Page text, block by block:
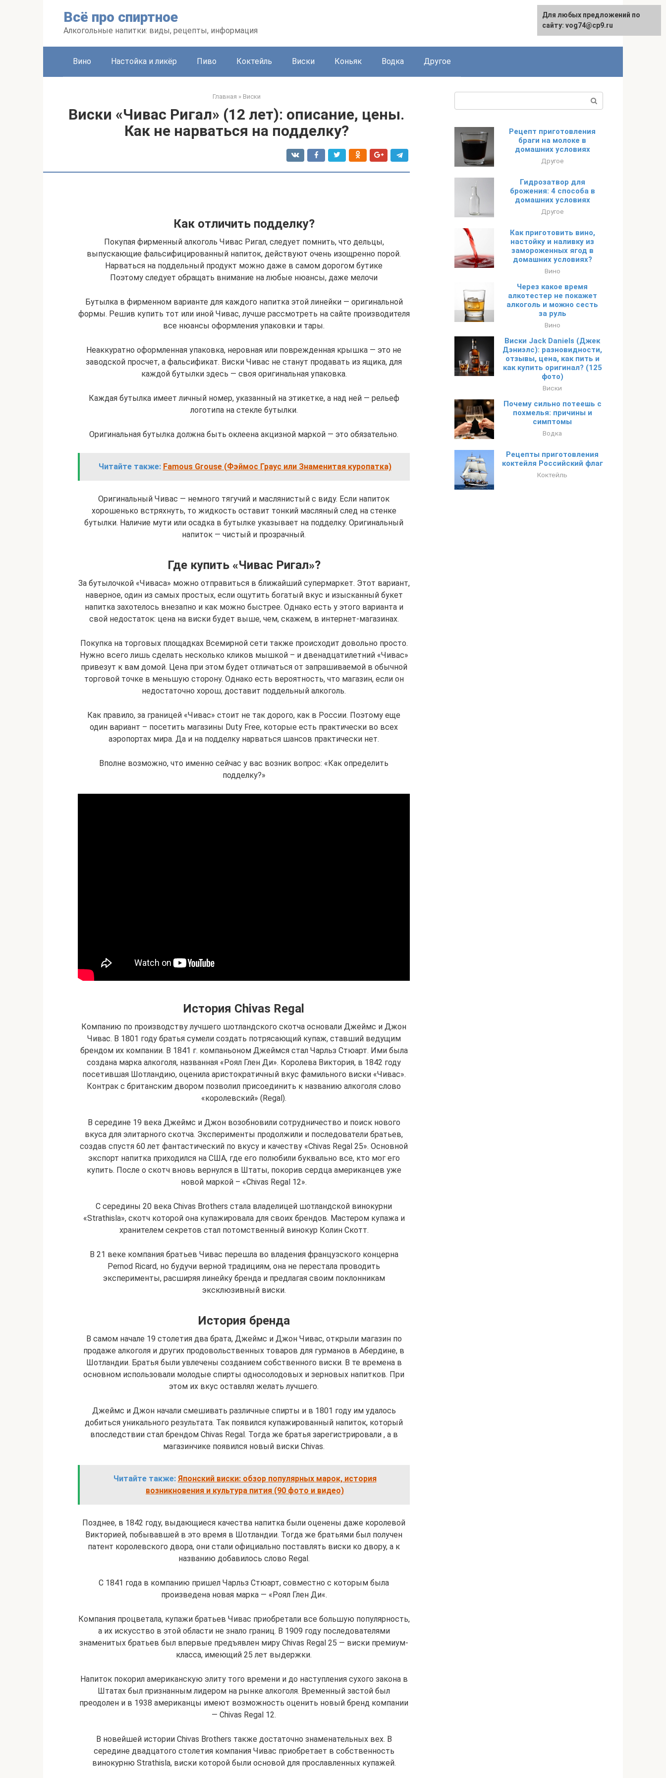
Всё про спиртное
Алкогольные напитки: виды, рецепты, информация
Вино Настойка и ликёр Пиво Коктейль Виски Коньяк Водка Другое
Главная » Виски
Виски «Чивас Ригал» (12 лет): описание, цены.
Как не нарваться на подделку?
Как отличить подделку?
Покупая фирменный алкоголь Чивас Ригал, следует помнить, что дельцы,
выпускающие фальсифицированный напиток, действуют очень изощренно порой.
Нарваться на поддельный продукт можно даже в самом дорогом бутике
Поэтому следует обращать внимание на любые нюансы, даже мелочи
Бутылка в фирменном варианте для каждого напитка этой линейки — оригинальной
формы. Решив купить тот или иной Чивас, лучше рассмотреть на сайте производителя
все нюансы оформления упаковки и тары.
Неаккуратно оформленная упаковка, неровная или поврежденная крышка — это не
заводской просчет, а фальсификат. Виски Чивас не станут продавать из ящика, для
каждой бутылки здесь — своя оригинальная упаковка.
Каждая бутылка имеет личный номер, указанный на этикетке, а над ней — рельеф
логотипа на стекле бутылки.
Оригинальная бутылка должна быть оклеена акцизной маркой — это обязательно.
Читайте также: Famous Grouse (Фэймос Граус или Знаменитая куропатка)
Оригинальный Чивас — немного тягучий и маслянистый с виду. Если напиток
хорошенько встряхнуть, то жидкость оставит тонкий масляный след на стенке
бутылки. Наличие мути или осадка в бутылке указывает на подделку. Оригинальный
напиток — чистый и прозрачный.
Где купить «Чивас Ригал»?
За бутылочкой «Чиваса» можно отправиться в ближайший супермаркет. Этот вариант,
наверное, один из самых простых, если ощутить богатый вкус и изысканный букет
напитка захотелось внезапно и как можно быстрее. Однако есть у этого варианта и
свой недостаток: цена на виски будет выше, чем, скажем, в интернет-магазинах.
Покупка на торговых площадках Всемирной сети также происходит довольно просто.
Нужно всего лишь сделать несколько кликов мышкой – и двенадцатилетний «Чивас»
привезут к вам домой. Цена при этом будет отличаться от запрашиваемой в обычной
торговой точке в меньшую сторону. Однако есть вероятность, что магазин, если он
недостаточно хорош, доставит поддельный алкоголь.
Как правило, за границей «Чивас» стоит не так дорого, как в России. Поэтому еще
один вариант – посетить магазины Duty Free, которые есть практически во всех
аэропортах мира. Да и на подделку нарваться шансов практически нет.
Вполне возможно, что именно сейчас у вас возник вопрос: «Как определить
подделку?»
История Chivas Regal
Компанию по производству лучшего шотландского скотча основали Джеймс и Джон
Чивас. В 1801 году братья сумели создать потрясающий купаж, ставший ведущим
брендом их компании. В 1841 г. компаньоном Джеймся стал Чарльз Стюарт. Ими была
создана марка алкоголя, названная «Роял Глен Ди». Королева Виктория, в 1842 году
посетившая Шотландию, оценила аристократичный вкус фамильного виски «Чивас».
Контрак с британским двором позволил присоединить к названию алкоголя слово
«королевский» (Regal).
В середине 19 века Джеймс и Джон возобновили сотрудничество и поиск нового
вкуса для элитарного скотча. Эксперименты продолжили и последователи братьев,
создав спустя 60 лет фантастический по вкусу и качеству «Chivas Regal 25». Основной
экспорт напитка приходился на США, где его полюбили буквально все, кто мог его
купить. После о скотч вновь вернулся в Штаты, покорив сердца американцев уже
новой маркой – «Chivas Regal 12».
С середины 20 века Chivas Brothers стала владелицей шотландской винокурни
«Strathisla», скотч которой она купажировала для своих брендов. Мастером купажа и
хранителем секретов стал потомственный винокур Колин Скотт.
В 21 веке компания братьев Чивас перешла во владения французского концерна
Pernod Ricard, но будучи верной традициям, она не перестала проводить
эксперименты, расширяя линейку бренда и предлагая своим поклонникам
эксклюзивный виски.
История бренда
В самом начале 19 столетия два брата, Джеймс и Джон Чивас, открыли магазин по
продаже алкоголя и других продовольственных товаров для гурманов в Абердине, в
Шотландии. Братья были увлечены созданием собственного виски. В те времена в
основном использовали молодые спирты односолодовых и зерновых напитков. При
этом их вкус оставлял желать лучшего.
Джеймс и Джон начали смешивать различные спирты и в 1801 году им удалось
добиться уникального результата. Так появился купажированный напиток, который
впоследствии стал брендом Chivas Regal. Тогда же братья зарегистрировали , а в
магазинчике появился новый виски Chivas.
Читайте также: Японский виски: обзор популярных марок, история
возникновения и культура пития (90 фото и видео)
Позднее, в 1842 году, выдающиеся качества напитка были оценены даже королевой
Викторией, побывавшей в это время в Шотландии. Тогда же братьями был получен
патент королевского двора, они стали официально поставлять виски ко двору, а к
названию добавилось слово Regal.
С 1841 года в компанию пришел Чарльз Стюарт, совместно с которым была
произведена новая марка — «Роял Глен Ди«.
Компания процветала, купажи братьев Чивас приобретали все большую популярность,
а их искусство в этой области не знало границ. В 1909 году последователями
знаменитых братьев был впервые предъявлен миру Chivas Regal 25 — виски премиум-
класса, имеющий 25 лет выдержки.
Напиток покорил американскую элиту того времени и до наступления сухого закона в
Штатах был признанным лидером на рынке алкоголя. Временный застой был
преодолен и в 1938 американцы имеют возможность оценить новый бренд компании
— Chivas Regal 12.
В новейшей истории Chivas Brothers также достаточно знаменательных вех. В
середине двадцатого столетия компания Чивас приобретает в собственность
винокурню Strathisla, виски которой были основой для прославленных купажей.
Рецепт приготовления
браги на молоке в
домашних условиях
Другое
Гидрозатвор для
брожения: 4 способа в
домашних условиях
Другое
Как приготовить вино,
настойку и наливку из
замороженных ягод в
домашних условиях?
Вино
Через какое время
алкотестер не покажет
алкоголь и можно сесть
за руль
Вино
Виски Jack Daniels (Джек
Дэниэлс): разновидности,
отзывы, цена, как пить и
как купить оригинал? (125
фото)
Виски
Почему сильно потеешь с
похмелья: причины и
симптомы
Водка
Рецепты приготовления
коктейля Российский флаг
Коктейль
Для любых предложений по
сайту: vog74@cp9.ru